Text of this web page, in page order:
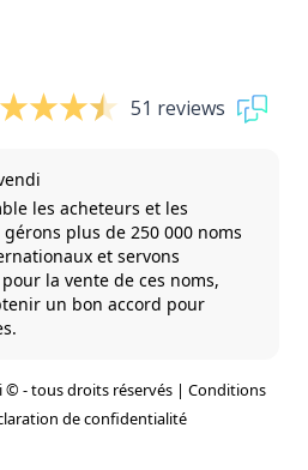
51 reviews
les acheteurs et les
plus de 250 000 noms
et servons
la vente de ces noms,
un bon accord pour
- tous droits réservés | Conditions
de confidentialité